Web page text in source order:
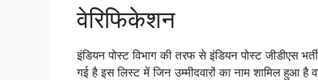
वेरिफिकेशन
इंडियन पोस्ट विभाग की तरफ से इंडियन पोस्ट जीडीएस
गई है इस लिस्ट में जिन उम्मीदवारों का नाम शामिल हुआ है